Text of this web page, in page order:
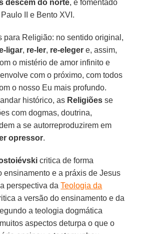
descem do norte, e fomentado
II e Bento XVI.
para Religião: no sentido original,
ligar, re-ler, re-eleger e, assim,
o mistério de amor infinito e
com o próximo, com todos
o nosso Eu mais profundo.
histórico, as Religiões se
com dogmas, doutrina,
a se autorreproduzirem em
opressor.
critica de forma
ensinamento e a práxis de Jesus
perspectiva daTeologia da
a versão do ensinamento e da
a teologia dogmática
aspectos deturpa o que o